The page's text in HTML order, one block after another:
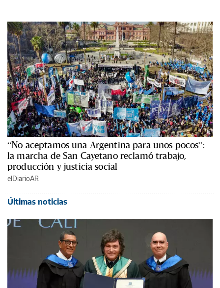
“No aceptamos una Argentina para unos pocos”:
la marcha de San Cayetano reclamó trabajo,
producción y justicia social
elDiarioAR
Últimas noticias